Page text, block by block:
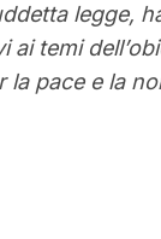
temi
pace e la